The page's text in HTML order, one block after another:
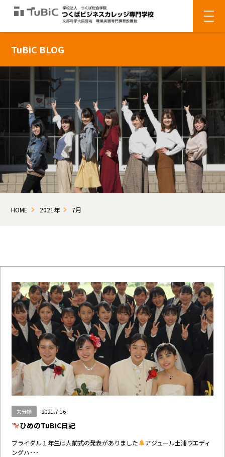
TuBiC BLOG
HOME 2021年 7月
未分類 2021.7.16
ひめのTuBiC日記
ブライダル１年生は人前式の発表がありました
アジュール土浦ウエディ
ングハ･･･